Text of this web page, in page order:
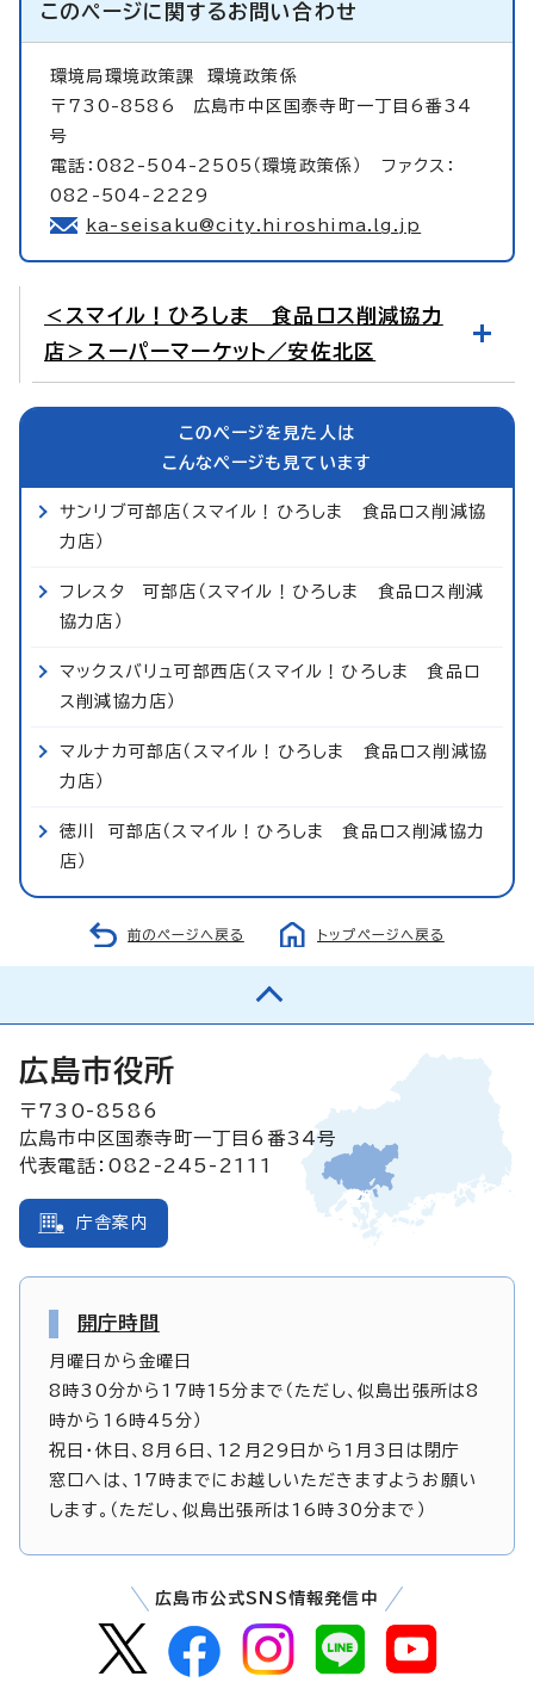
このページに関するお問い合わせ
環境局環境政策課 環境政策係
〒730-8586 広島市中区国泰寺町一丁目6番34
号
電話：082-504-2505（環境政策係） ファクス：
082-504-2229
ka-seisaku@city.hiroshima.lg.jp
＜スマイル！ひろしま 食品ロス削減協力
店＞スーパーマーケット／安佐北区
このページを見た人は
こんなページも見ています
サンリブ可部店（スマイル！ひろしま 食品ロス削減協
力店）
フレスタ 可部店（スマイル！ひろしま 食品ロス削減
協力店）
マックスバリュ可部西店（スマイル！ひろしま 食品ロ
ス削減協力店）
マルナカ可部店（スマイル！ひろしま 食品ロス削減協
力店）
徳川 可部店（スマイル！ひろしま 食品ロス削減協力
店）
前のページへ戻る トップページへ戻る
広島市役所
〒730-8586
広島市中区国泰寺町一丁目6番34号
代表電話：082-245-2111
庁舎案内
開庁時間
月曜日から金曜日
8時30分から17時15分まで（ただし、似島出張所は8
時から16時45分）
祝日・休日、8月6日、12月29日から1月3日は閉庁
窓口へは、17時までにお越しいただきますようお願い
します。（ただし、似島出張所は16時30分まで）
広島市公式SNS情報発信中